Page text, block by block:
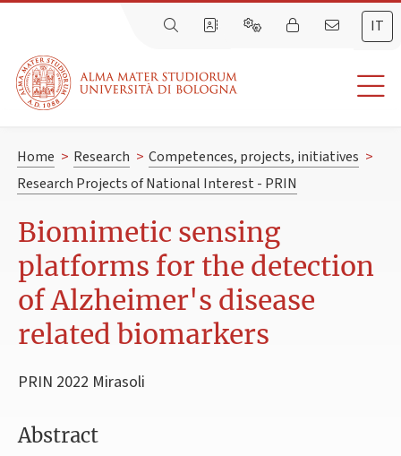
IT
Home > Research > Competences, projects, initiatives >
Research Projects of National Interest - PRIN
Biomimetic sensing
platforms for the detection
of Alzheimer's disease
related biomarkers
PRIN 2022 Mirasoli
Abstract